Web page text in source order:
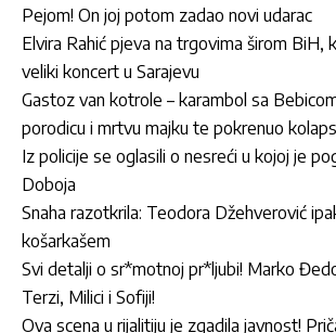
Pejom! On joj potom zadao novi udarac
Elvira Rahić pjeva na trgovima širom BiH,
veliki koncert u Sarajevu
Gastoz van kotrole – karambol sa
porodicu i mrtvu majku te pokrenuo kolaps
Iz policije se oglasili o nesreći u kojoj je
Doboja
Snaha razotkrila: Teodora Džehverović
košarkašem
Svi detalji o sr*motnoj pr*ljubi! Marko
Terzi, Milici i Sofiji!
Ova scena u rijalitiju je zgadila javnost!